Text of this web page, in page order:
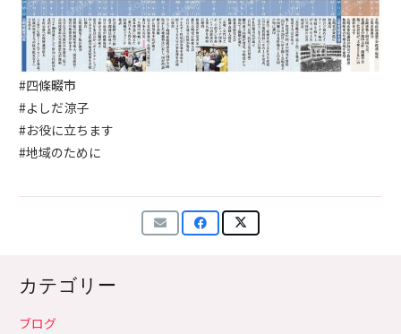
#四條畷市
#よしだ涼子
#お役に立ちます
#地域のために
カテゴリー
ブログ